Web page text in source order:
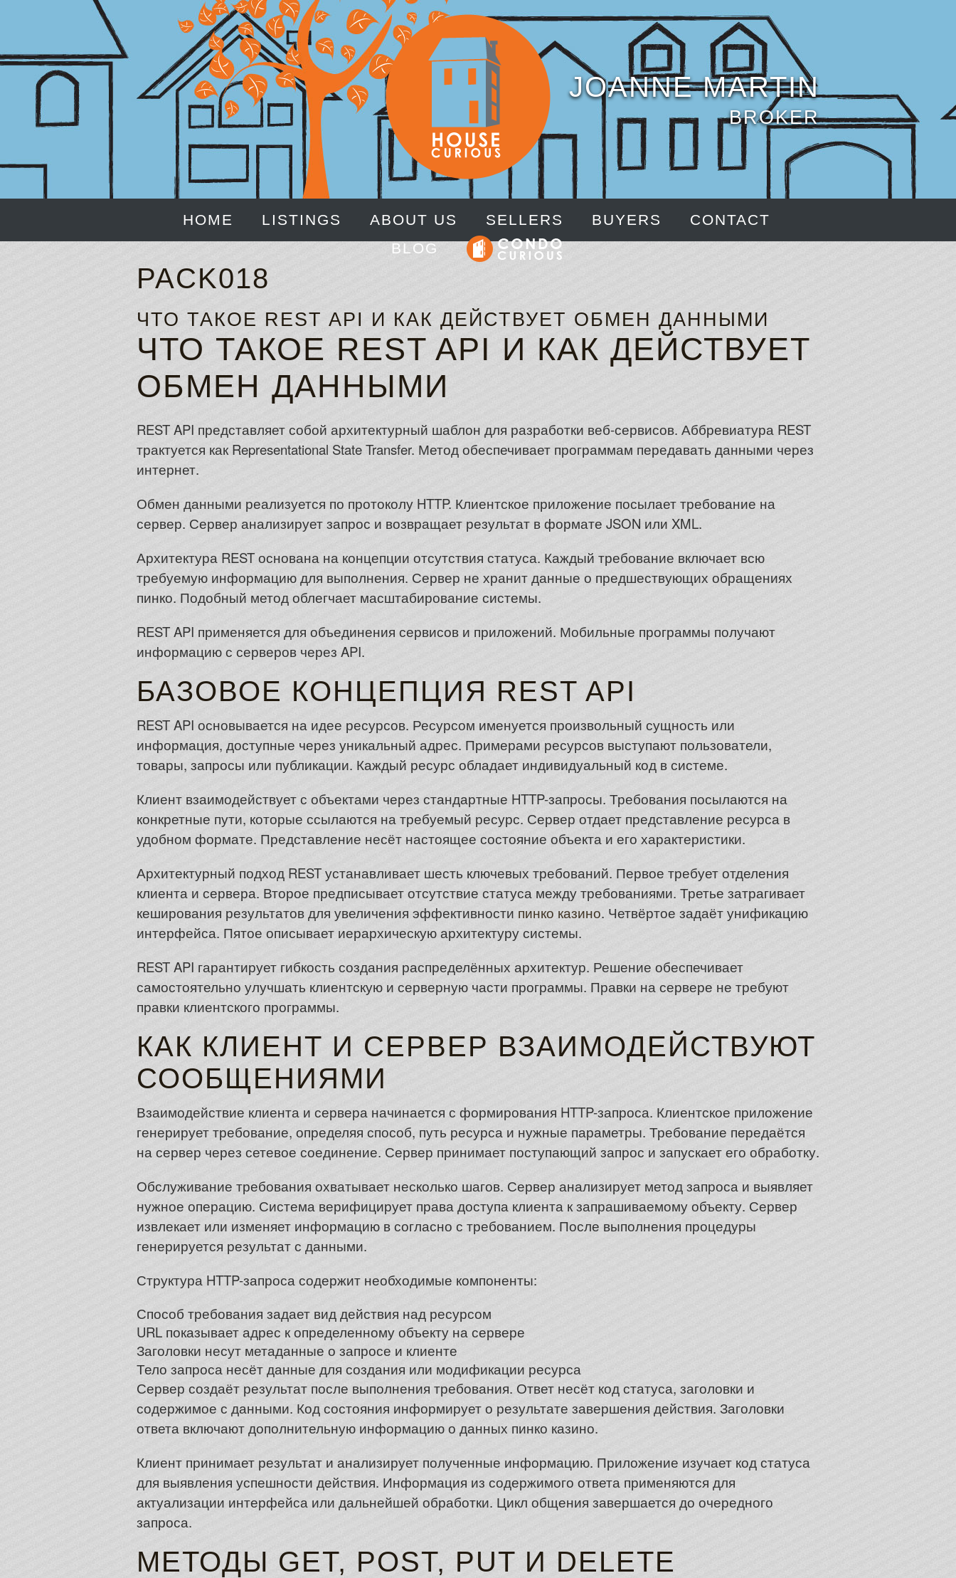
JOANNE MARTIN
BROKER
HOME LISTINGS ABOUT US SELLERS BUYERS
CONTACT
BLOG
PACK018
ЧТО ТАКОЕ REST API И КАК ДЕЙСТВУЕТ ОБМЕН ДАННЫМИ
ЧТО ТАКОЕ REST API И КАК ДЕЙСТВУЕТ
ОБМЕН ДАННЫМИ
REST API представляет собой архитектурный шаблон для разработки веб-сервисов. Аббревиатура REST
трактуется как Representational State Transfer. Метод обеспечивает программам передавать данными через
интернет.
Обмен данными реализуется по протоколу HTTP. Клиентское приложение посылает требование на
сервер. Сервер анализирует запрос и возвращает результат в формате JSON или XML.
Архитектура REST основана на концепции отсутствия статуса. Каждый требование включает всю
требуемую информацию для выполнения. Сервер не хранит данные о предшествующих обращениях
пинко. Подобный метод облегчает масштабирование системы.
REST API применяется для объединения сервисов и приложений. Мобильные программы получают
информацию с серверов через API.
БАЗОВОЕ КОНЦЕПЦИЯ REST API
REST API основывается на идее ресурсов. Ресурсом именуется произвольный сущность или
информация, доступные через уникальный адрес. Примерами ресурсов выступают пользователи,
товары, запросы или публикации. Каждый ресурс обладает индивидуальный код в системе.
Клиент взаимодействует с объектами через стандартные HTTP-запросы. Требования посылаются на
конкретные пути, которые ссылаются на требуемый ресурс. Сервер отдает представление ресурса в
удобном формате. Представление несёт настоящее состояние объекта и его характеристики.
Архитектурный подход REST устанавливает шесть ключевых требований. Первое требует отделения
клиента и сервера. Второе предписывает отсутствие статуса между требованиями. Третье затрагивает
кеширования результатов для увеличения эффективности пинко казино. Четвёртое задаёт унификацию
интерфейса. Пятое описывает иерархическую архитектуру системы.
REST API гарантирует гибкость создания распределённых архитектур. Решение обеспечивает
самостоятельно улучшать клиентскую и серверную части программы. Правки на сервере не требуют
правки клиентского программы.
КАК КЛИЕНТ И СЕРВЕР ВЗАИМОДЕЙСТВУЮТ
СООБЩЕНИЯМИ
Взаимодействие клиента и сервера начинается с формирования HTTP-запроса. Клиентское приложение
генерирует требование, определяя способ, путь ресурса и нужные параметры. Требование передаётся
на сервер через сетевое соединение. Сервер принимает поступающий запрос и запускает его обработку.
Обслуживание требования охватывает несколько шагов. Сервер анализирует метод запроса и выявляет
нужное операцию. Система верифицирует права доступа клиента к запрашиваемому объекту. Сервер
извлекает или изменяет информацию в согласно с требованием. После выполнения процедуры
генерируется результат с данными.
Структура HTTP-запроса содержит необходимые компоненты:
Способ требования задает вид действия над ресурсом
URL показывает адрес к определенному объекту на сервере
Заголовки несут метаданные о запросе и клиенте
Тело запроса несёт данные для создания или модификации ресурса
Сервер создаёт результат после выполнения требования. Ответ несёт код статуса, заголовки и
содержимое с данными. Код состояния информирует о результате завершения действия. Заголовки
ответа включают дополнительную информацию о данных пинко казино.
Клиент принимает результат и анализирует полученные информацию. Приложение изучает код статуса
для выявления успешности действия. Информация из содержимого ответа применяются для
актуализации интерфейса или дальнейшей обработки. Цикл общения завершается до очередного
запроса.
МЕТОДЫ GET, POST, PUT И DELETE